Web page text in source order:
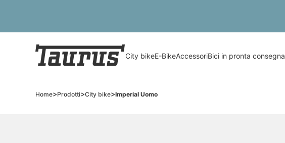
City bikeE-BikeAccessoriBici in pronta consegna
Home>Prodotti>City bike>Imperial Uomo